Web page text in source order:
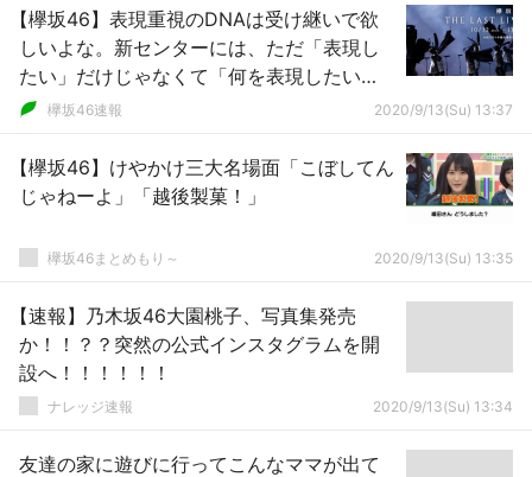
【欅坂46】表現重視のDNAは受け継いで欲
しいよな。新センターには、ただ「表現し
たい」だけじゃなくて「何を表現したい
か」ってのを心にもつ人にやってほしい
欅坂46速報 2020/9/13(Su) 13:37
【欅坂46】けやかけ三大名場面「こぼしてん
じゃねーよ」「越後製菓！」
欅坂46まとめもり～ 2020/9/13(Su) 13:35
【速報】乃木坂46大園桃子、写真集発売
か！！？？突然の公式インスタグラムを開
設へ！！！！！！
ナレッジ速報 2020/9/13(Su) 13:34
友達の家に遊びに行ってこんなママが出て